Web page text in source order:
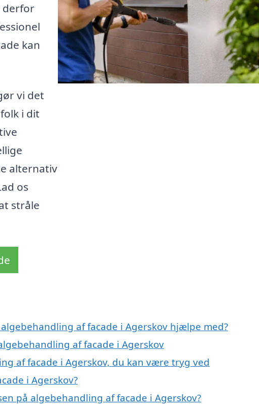
derfor
kan
vi det
i dit
alternativ
os
stråle
af facade i Agerskov hjælpe med?
af facade i Agerskov
af facade i Agerskov, du kan være tryg ved
i Agerskov?
på algebehandling af facade i Agerskov?